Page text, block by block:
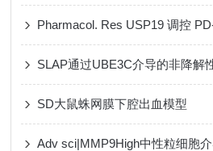
SD大鼠蛛网膜下腔出血模型